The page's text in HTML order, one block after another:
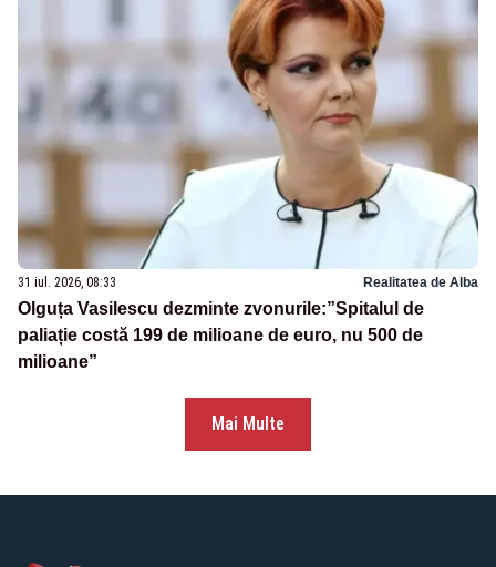
31 iul. 2026, 08:33 Realitatea de Alba
Olguța Vasilescu dezminte zvonurile:”Spitalul de
paliație costă 199 de milioane de euro, nu 500 de
milioane”
Mai Multe